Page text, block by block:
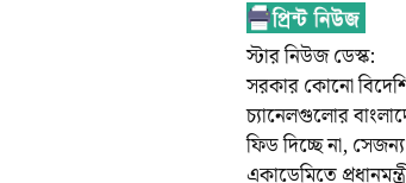
স্টার নিউজ ডেস্ক:
সরকার কোনো বিদেশি
চ্যানেলগুলোর
ফিড দিচ্ছে না,
একাডেমিতে